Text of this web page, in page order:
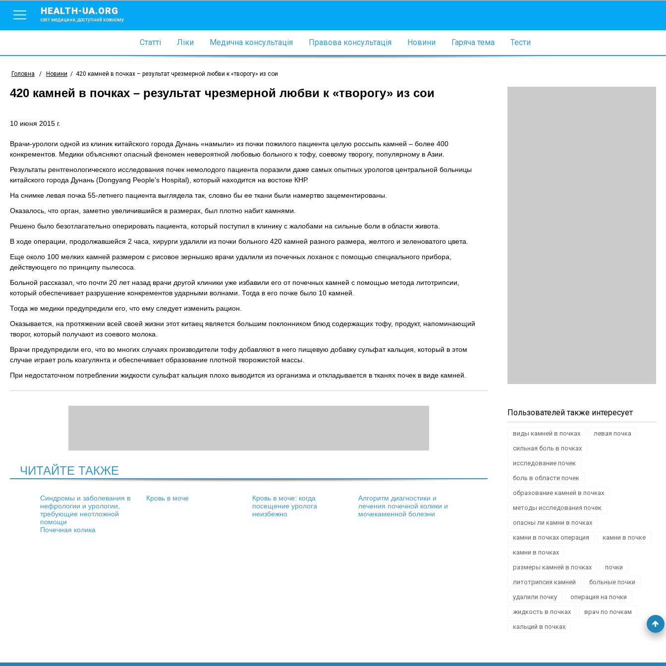
HEALTH-UA.ORG
світ медицини, доступний кожному
Статті Ліки Медична консультація Правова консультація Новини Гаряча тема Тести
Головна / Новини / 420 камней в почках – результат чрезмерной любви к «творогу» из сои
420 камней в почках – результат чрезмерной любви к «творогу» из сои
10 июня 2015 г.
Врачи-урологи одной из клиник китайского города Дунань «намыли» из почки пожилого пациента целую россыпь камней – более 400
конкрементов. Медики объясняют опасный феномен невероятной любовью больного к тофу, соевому творогу, популярному в Азии.
Результаты рентгенологического исследования почек немолодого пациента поразили даже самых опытных урологов центральной больницы
китайского города Дунань (Dongyang People's Hospital), который находится на востоке КНР.
На снимке левая почка 55-летнего пациента выглядела так, словно бы ее ткани были намертво зацементированы.
Оказалось, что орган, заметно увеличившийся в размерах, был плотно набит камнями.
Решено было безотлагательно оперировать пациента, который поступил в клинику с жалобами на сильные боли в области живота.
В ходе операции, продолжавшейся 2 часа, хирурги удалили из почки больного 420 камней разного размера, желтого и зеленоватого цвета.
Еще около 100 мелких камней размером с рисовое зернышко врачи удалили из почечных лоханок с помощью специального прибора,
действующего по принципу пылесоса.
Больной рассказал, что почти 20 лет назад врачи другой клиники уже избавили его от почечных камней с помощью метода литотрипсии,
который обеспечивает разрушение конкрементов ударными волнами. Тогда в его почке было 10 камней.
Тогда же медики предупредили его, что ему следует изменить рацион.
Оказывается, на протяжении всей своей жизни этот китаец является большим поклонником блюд содержащих тофу, продукт, напоминающий
творог, который получают из соевого молока.
Врачи предупредили его, что во многих случаях производители тофу добавляют в него пищевую добавку сульфат кальция, который в этом
случае играет роль коагулянта и обеспечивает образование плотной творожистой массы.
При недостаточном потреблении жидкости сульфат кальция плохо выводится из организма и откладывается в тканях почек в виде камней.
ЧИТАЙТЕ ТАКЖЕ
Синдромы и заболевания в
нефрологии и урологии,
требующие неотложной
помощи
Почечная колика
Кровь в моче
Кровь в моче: когда
посещение уролога
неизбежно
Алгоритм диагностики и
лечения почечной колики и
мочекаменной болезни
Пользователей также интересует
виды камней в почках
левая почка
сильная боль в почках
исследование почек
боль в области почек
образование камней в почках
методы исследования почек
опасны ли камни в почках
камни в почках операция
камни в почке
камни в почках
размеры камней в почках
почки
литотрипсия камней
больные почки
удалили почку
операция на почки
жидкость в почках
врач по почкам
кальций в почках